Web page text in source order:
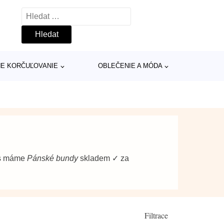
Vyhledávání
KORČUĽOVANIE OBLEČENIE A MÓDA
máme Pánské bundyskladem ✓ za
Filtrace